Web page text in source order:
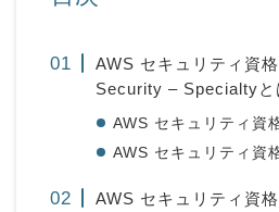
AWS セキュリティ資
Security – Specialtyと
AWS セキュリティ資
AWS セキュリティ資
AWS セキュリティ資